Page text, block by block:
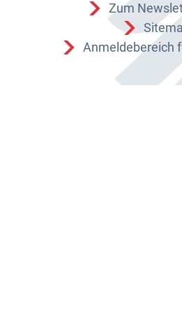
Zum
Anmeldebereich